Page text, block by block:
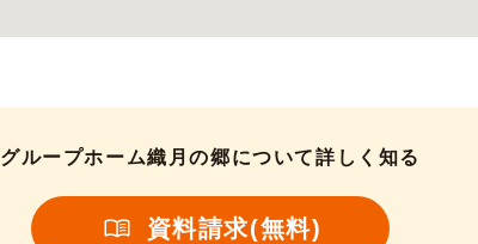
グループホーム織月の郷について詳しく知る
資料請求(無料)